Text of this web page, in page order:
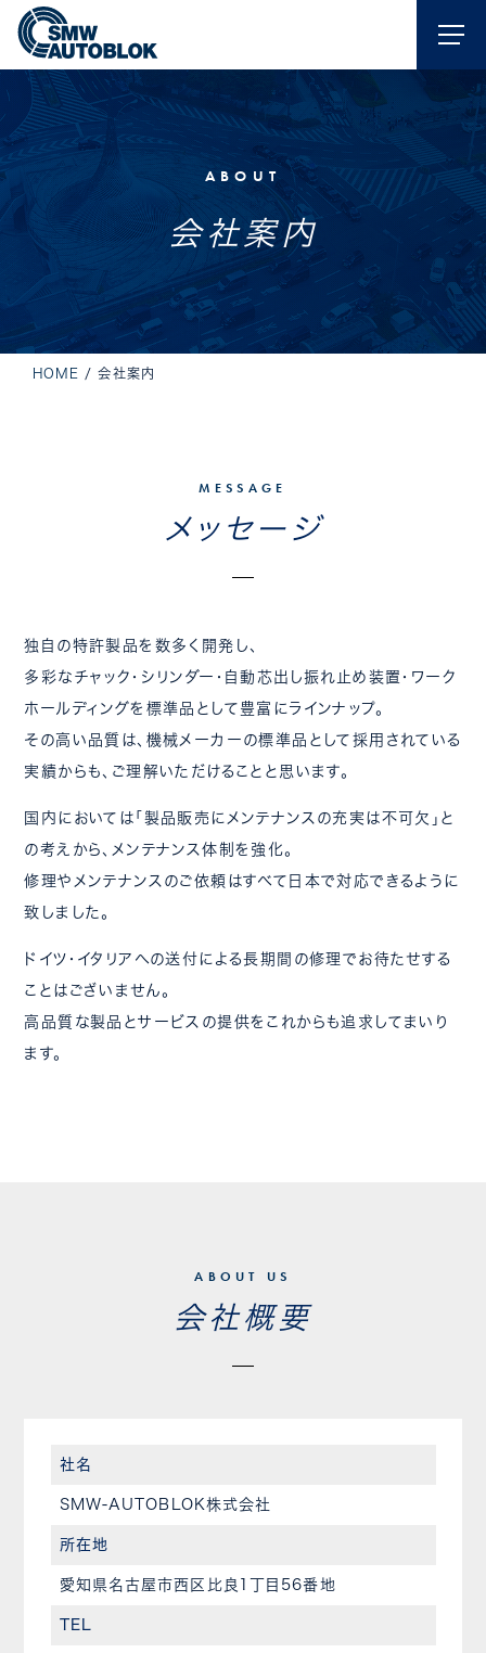
ABOUT
会社案内
HOME /会社案内
メッセージ
MESSAGE
独自の特許製品を数多く開発し、
多彩なチャック・シリンダー・自動芯出し振れ止め装置・ワーク
ホールディングを標準品として豊富にラインナップ。
その高い品質は、機械メーカーの標準品として採用されている
実績からも、ご理解いただけることと思います。
国内においては「製品販売にメンテナンスの充実は不可欠」と
の考えから、メンテナンス体制を強化。
修理やメンテナンスのご依頼はすべて日本で対応できるように
致しました。
ドイツ・イタリアへの送付による長期間の修理でお待たせする
ことはございません。
高品質な製品とサービスの提供をこれからも追求してまいり
ます。
会社概要
ABOUT US
社名
SMW-AUTOBLOK株式会社
所在地
愛知県名古屋市西区比良1丁目56番地
TEL